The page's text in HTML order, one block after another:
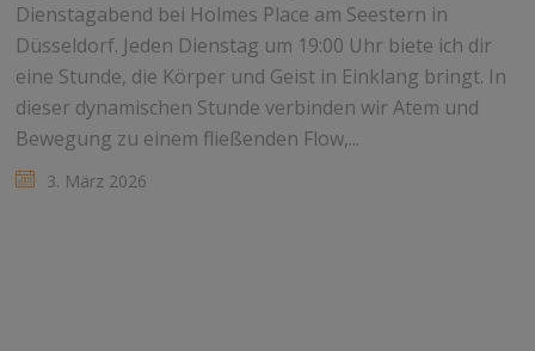
Dienstagabend bei Holmes Place am Seestern in
Düsseldorf. Jeden Dienstag um 19:00 Uhr biete ich dir
eine Stunde, die Körper und Geist in Einklang bringt. In
dieser dynamischen Stunde verbinden wir Atem und
Bewegung zu einem fließenden Flow,...
3. März 2026